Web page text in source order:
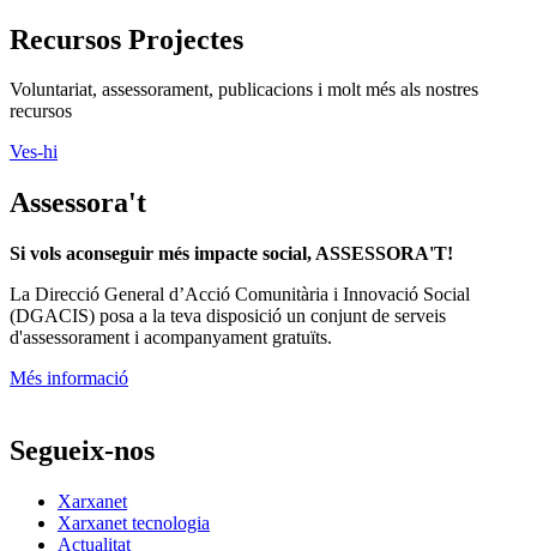
Recursos Projectes
Voluntariat, assessorament, publicacions i molt més als nostres
recursos
Ves-hi
Assessora't
Si vols aconseguir més impacte social, ASSESSORA'T!
La Direcció General d’Acció Comunitària i Innovació Social
(DGACIS) posa a la teva disposició un conjunt de serveis
d'assessorament i acompanyament gratuïts.
Més informació
Segueix-nos
Xarxanet
Xarxanet tecnologia
Actualitat